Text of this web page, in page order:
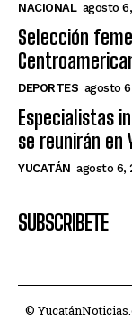
NACIONAL agosto
Selección
DEPORTES agosto
Especialistas
se reunirán en
YUCATÁN agosto 6,
SUBSCRIBETE
©